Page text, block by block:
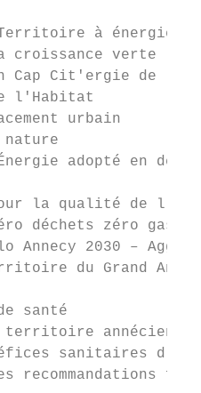
à énergie
croissance verte
Cap Cit'ergie de la
l'Habitat
urbain
nature
adopté en
la qualité de l'air
déchets zéro
Annecy 2030 – Agglo
du Grand
santé
territoire annécien
sanitaires
recommandations